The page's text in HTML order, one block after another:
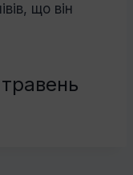
що він